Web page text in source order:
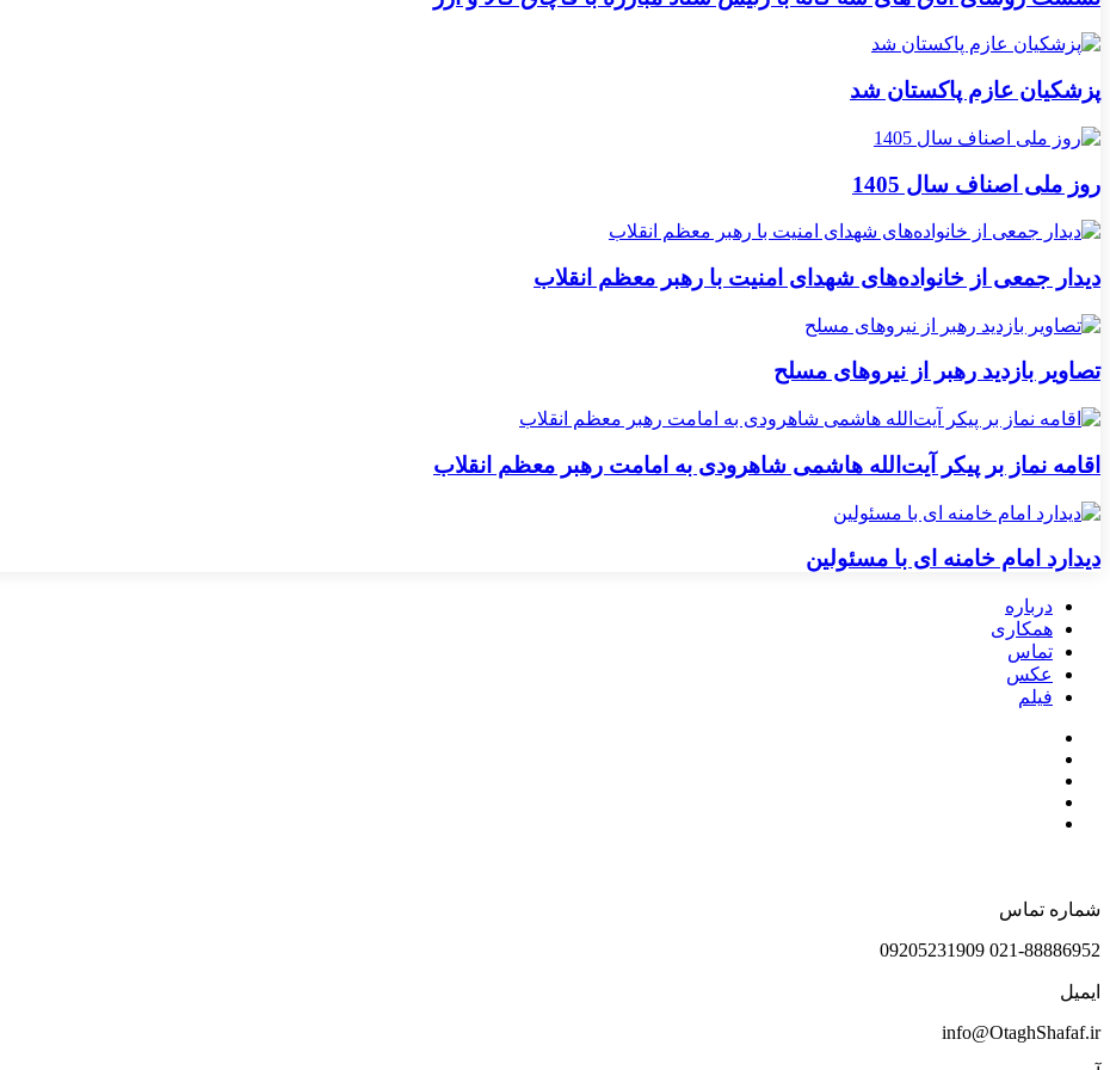
پزشکیان عازم پاکستان شد
روز ملی اصناف سال 1405
دیدار جمعی از خانواده‌های شهدای امنیت با رهبر معظم انقلاب
تصاویر بازدید رهبر از نیروهای مسلح
اقامه نماز بر پیکر آیت‌الله هاشمی شاهرودی به امامت رهبر معظم انقلاب
دیدارد امام خامنه ای با مسئولین
درباره
همکاری
تماس
عکس
فیلم
شماره تماس
021-88886952 09205231909
ایمیل
info@OtaghShafaf.ir